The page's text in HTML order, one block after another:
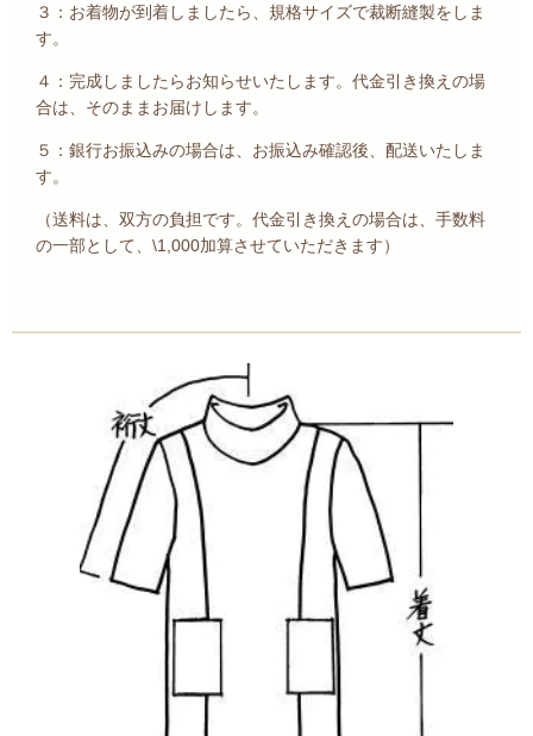
３：お着物が到着しましたら、規格サイズで裁断縫製をしま
す。
４：完成しましたらお知らせいたします。代金引き換えの場
合は、そのままお届けします。
５：銀行お振込みの場合は、お振込み確認後、配送いたしま
す。
（送料は、双方の負担です。代金引き換えの場合は、手数料
の一部として、\1,000加算させていただきます）